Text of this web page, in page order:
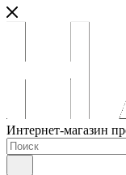
Интернет-магазин